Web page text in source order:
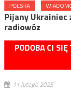
POLSKA
Pijany Ukrainiec
radiowóz
PODOBA CI
11 lutego 2025